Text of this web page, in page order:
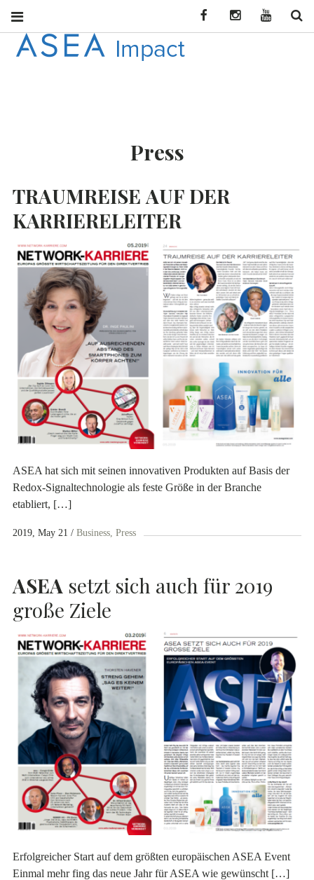
Press
TRAUMREISE AUF DER
KARRIERELEITER
ASEA hat sich mit seinen innovativen Produkten auf Basis der
Redox-Signaltechnologie als feste Größe in der Branche
etabliert, […]
2019, May 21 Business Press
ASEA setzt sich auch für 2019
große Ziele
Erfolgreicher Start auf dem größten europäischen ASEA Event
Einmal mehr fing das neue Jahr für ASEA wie gewünscht […]
Facebook Instagram YouTube